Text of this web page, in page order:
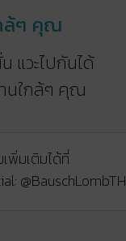
ล้ๆ คุณ
แวะไปกันได้
นใกล้ๆ คุณ
พิ่มเติมได้ที่
@BauschLombTH